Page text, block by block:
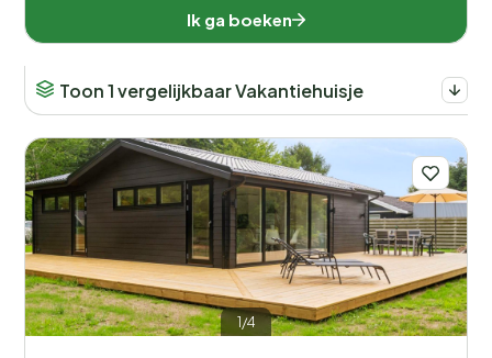
Ik ga boeken
Toon 1 vergelijkbaar Vakantiehuisje
1/4